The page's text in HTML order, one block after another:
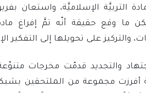
التربيَّة الإسلاميَّة، واستعان
ما وقع حقيقة أنّه تمَّ إفراغ
والتركيز على تحويلها إلى التفكير
أفرزت مجموعة من الملتحقين